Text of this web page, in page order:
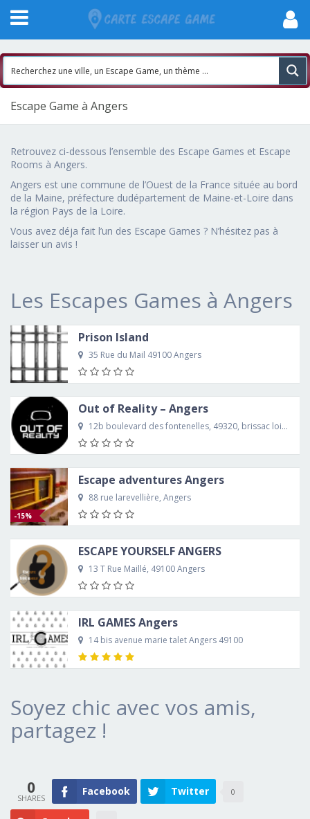
Escape Game à Angers
Retrouvez ci-dessous l’ensemble des Escape Games et Escape
Rooms à Angers.
Angers est une commune de l’Ouest de la France située au bord
de la Maine, préfecture dudépartement de Maine-et-Loire dans
la région Pays de la Loire.
Vous avez déja fait l’un des Escape Games ? N’hésitez pas à
laisser un avis !
Les Escapes Games à Angers
Prison Island
35 Rue du Mail 49100 Angers
Out of Reality – Angers
12b boulevard des fontenelles, 49320, brissac loire aubance
-15%
Escape adventures Angers
88 rue larevellière, Angers
ESCAPE YOURSELF ANGERS
13 T Rue Maillé, 49100 Angers
IRL GAMES Angers
14 bis avenue marie talet Angers 49100
Soyez chic avec vos amis,
partagez !
0 Facebook Twitter 0